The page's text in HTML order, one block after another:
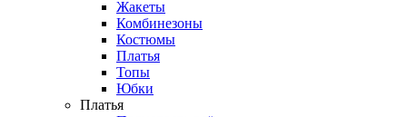
Жакеты
Комбинезоны
Костюмы
Платья
Топы
Юбки
Платья